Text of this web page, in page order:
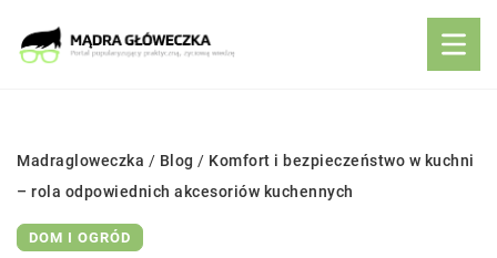
Madragloweczka / Blog / Komfort i bezpieczeństwo w kuchni
– rola odpowiednich akcesoriów kuchennych
DOM I OGRÓD